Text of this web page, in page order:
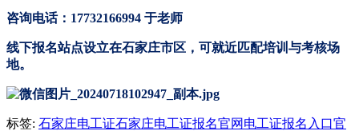
咨询电话：17732166994 于老师
线下报名站点设立在石家庄市区，可就近匹配培训与考核场
地。
标签: 石家庄电工证石家庄电工证报名官网 电工证报名入口官